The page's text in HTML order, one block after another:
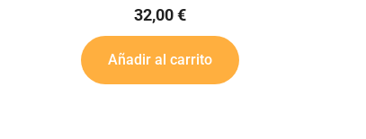
32,00€
Añadir al carrito